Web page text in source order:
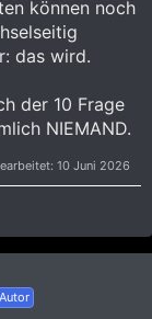
können noch
das wird.
der 10 Frage
NIEMAND.
10 Juni 2026